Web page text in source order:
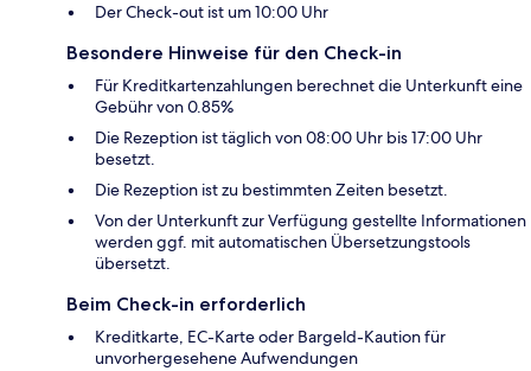
Der Check-out ist um 10:00 Uhr
Besondere Hinweise für den Check-in
Für Kreditkartenzahlungen berechnet die Unterkunft eine
Gebühr von 0.85%
Die Rezeption ist täglich von 08:00 Uhr bis 17:00 Uhr
besetzt.
Die Rezeption ist zu bestimmten Zeiten besetzt.
Von der Unterkunft zur Verfügung gestellte Informationen
werden ggf. mit automatischen Übersetzungstools
übersetzt.
Beim Check-in erforderlich
Kreditkarte, EC-Karte oder Bargeld-Kaution für
unvorhergesehene Aufwendungen